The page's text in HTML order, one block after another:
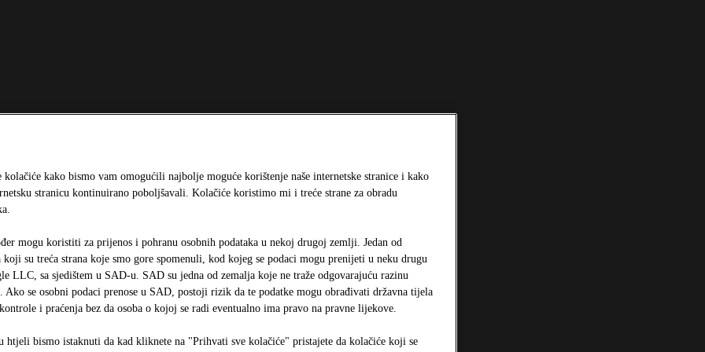
kako bismo vam omogućili najbolje moguće korištenje naše internetske stranice i kako
stranicu kontinuirano poboljšavali. Kolačiće koristimo mi i treće strane za obradu
mogu koristiti za prijenos i pohranu osobnih podataka u nekoj drugoj zemlji. Jedan od
koji su treća strana koje smo gore spomenuli, kod kojeg se podaci mogu prenijeti u neku drugu
LLC, sa sjedištem u SAD-u. SAD su jedna od zemalja koje ne traže odgovarajuću razinu
Ako se osobni podaci prenose u SAD, postoji rizik da te podatke mogu obrađivati državna tijela
i praćenja bez da osoba o kojoj se radi eventualno ima pravo na pravne lijekove.
htjeli bismo istaknuti da kad kliknete na "Prihvati sve kolačiće" pristajete da kolačiće koji se